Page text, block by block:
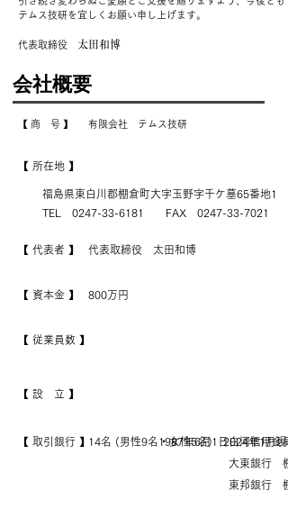
テムス技研を宜しくお願い申し上げます。
​代表取締役 太田和博
会社概要
【 商 号 】 有限会社 テムス技研
【 所在地 】
福島県東白川郡棚倉町大字玉野字千ケ墓65番地1
​TEL
0247-33-6181 FAX 0247-33-7021
【 代表者 】 代表取締役 太田和博
【 資本金 】 800万円
【 従業員数 】
【 設 立 】
​【 取引銀行 】14名 (男性9名・女性5名) 2024年1月現
1987年6月1日白河信用金
大東銀行
東邦銀行